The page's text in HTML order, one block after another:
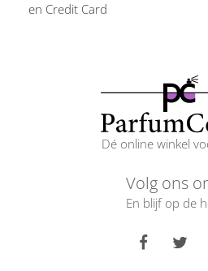
en Credit Card
Dé online winkel
Volg ons
En blijf op de